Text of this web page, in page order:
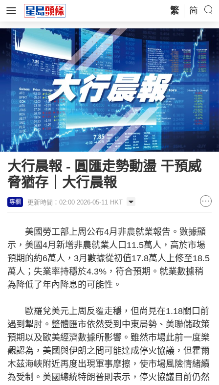
繁 简
大行晨報 - 圓匯走勢動盪 干預威
脅猶存｜大行晨報
專欄 更新時間：02:00 2026-05-11 HKT
美國勞工部上周公布4月非農就業報告。數據顯
示，美國4月新增非農就業人口11.5萬人，高於市場
預期的約6萬人，3月數據從初值17.8萬人上修至18.5
萬人；失業率持穩於4.3%，符合預期。就業數據稍
為降低了年內降息的可能性。
歐羅兌美元上周反覆走穩，但尚見在1.18關口前
遇到掣肘。整體匯市依然受到中東局勢、美聯儲政策
預期以及歐美經濟數據所影響。雖然市場此前一度樂
觀認為，美國與伊朗之間可能達成停火協議，但霍爾
木茲海峽附近再度出現軍事摩擦，使市場風險情緒續
為受制。美國總統特朗普則表示，停火協議目前仍然